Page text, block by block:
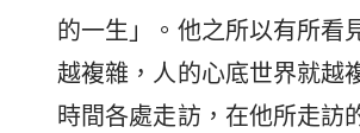
的一生」。他之所以有所看
越複雜，人的心底世界就越
時間各處走訪，在他所走訪